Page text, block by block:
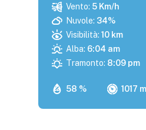
58 % 1017
Vento: 5 Km/h
Nuvole: 34%
Visibilità: 10 km
Alba: 6:04 am
Tramonto: 8:09 pm